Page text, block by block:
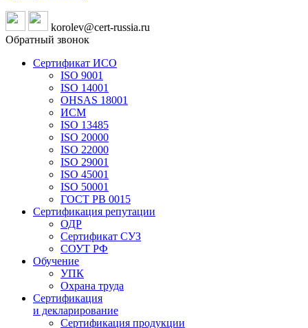
korolev@cert-russia.ru
Обратный звонок
Сертификат ИСО
ISO 9001
ISO 14001
OHSAS 18001
ИСМ
ISO 13485
ISO 20000
ISO 22000
ISO 29001
ISO 45001
ISO 50001
ГОСТ РВ 0015
Сертификация репутации
ОДР
Сертификат СУЗ
СОУТ РФ
Обучение
УПК
Охрана труда
Сертификация
и декларирование
Сертификация продукции